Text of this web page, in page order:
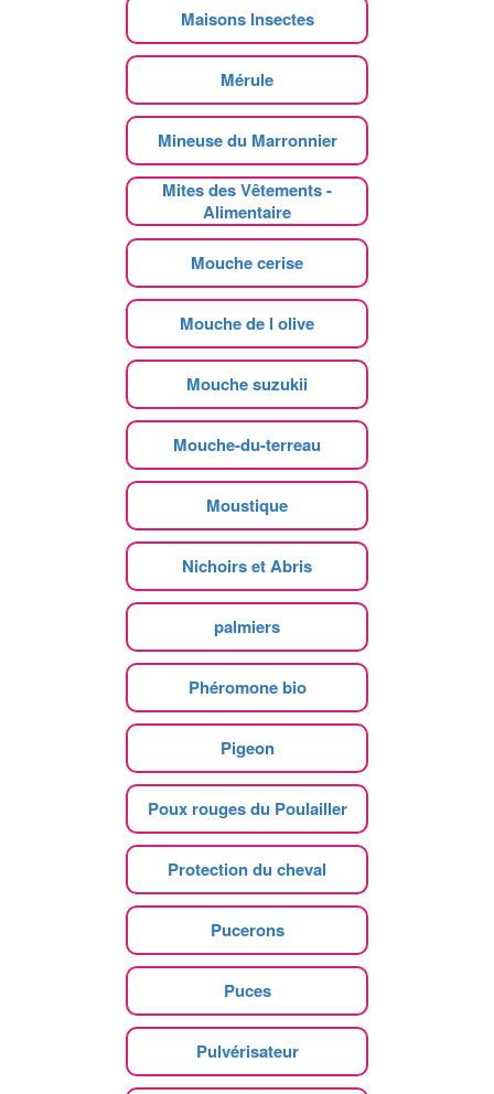
Maisons Insectes
Mérule
Mineuse du Marronnier
Mites des Vêtements -
Alimentaire
Mouche cerise
Mouche de l olive
Mouche suzukii
Mouche-du-terreau
Moustique
Nichoirs et Abris
palmiers
Phéromone bio
Pigeon
Poux rouges du Poulailler
Protection du cheval
Pucerons
Puces
Pulvérisateur